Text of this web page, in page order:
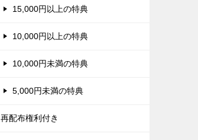
15,000円以上の特典
10,000円以上の特典
10,000円未満の特典
5,000円未満の特典
再配布権利付き